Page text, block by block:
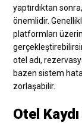
yaptırdıktan
önemlidir.
platformları
otel adı,
bazen sistem
zorlaşabilir.
Otel